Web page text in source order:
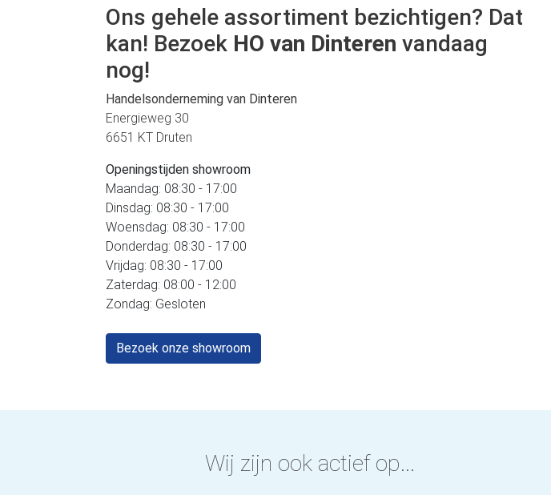
Ons gehele assortiment bezichtigen? Dat
kan! Bezoek HO van Dinteren vandaag
nog!
Handelsonderneming van Dinteren
Energieweg 30
6651 KT Druten
Openingstijden showroom
Maandag: 08:30 - 17:00
Dinsdag: 08:30 - 17:00
Woensdag: 08:30 - 17:00
Donderdag: 08:30 - 17:00
Vrijdag: 08:30 - 17:00
Zaterdag: 08:00 - 12:00
Zondag: Gesloten
Bezoek onze showroom
Wij zijn ook actief op...